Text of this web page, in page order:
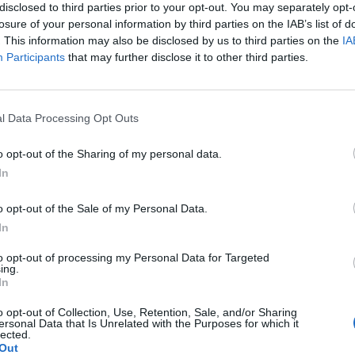
to third parties prior to your opt-out. You may separately
of your personal information by third parties on the IAB’s list of
This information may also be disclosed by us to third parties on the
Participants that may further disclose it to other third parties.
Data Processing Opt Outs
opt-out of the Sharing of my personal data.
opt-out of the Sale of my Personal Data.
opt-out of processing my Personal Data for Targeted
opt-out of Collection, Use, Retention, Sale, and/or Sharing
Data that Is Unrelated with the Purposes for which it
como lasultra slow motiony super slow
Mundial de Pamplona, Mediapro ha producido este
Karate 1-Premier League en París, Antalya
un total de 100 horas de producción en
incluyendo TVE (España), FOX Sports (Australia) y
forman parte del acuerdo firmado por la
Mundial de Kárate, con vigencia hasta 2025. El
audiovisuales es Simply Sport.
es la unidad de estrategia e inteligencia de
plataforma de datos monitoriza en tiempo real el
Primera FEB y 80 clubes de Euroliga, Eurocup, BCL,